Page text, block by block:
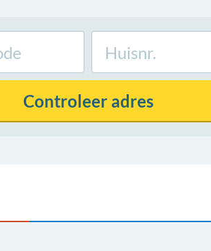
Controleeradres